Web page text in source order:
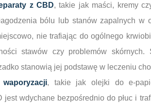
z CBD, takie jak maści, kremy
bólu lub stanów zapalnych w
nie trafiając do ogólnego
stawów czy problemów skórnych.
stanowią jej podstawę w leczeniu
, takie jak olejki do e-
jest wdychane bezpośrednio do płuc i